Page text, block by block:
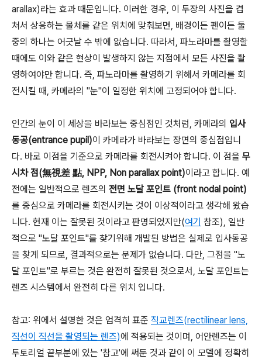
arallax)라는 효과 때문입니다. 이러한 경우, 이 두장의 사진을 겹
쳐서 상응하는 물체를 같은 위치에 맞춰보면, 배경이든 펜이든 둘
중의 하나는 어긋날 수 밖에 없습니다. 따라서, 파노라마를 촬영할
때에도 이와 같은 현상이 발생하지 않는 지점에서 모든 사진을 촬
영하여야만 합니다. 즉, 파노라마를 촬영하기 위해서 카메라를 회
전시킬 때, 카메라의 "눈"이 일정한 위치에 고정되어야 합니다.
인간의 눈이 이 세상을 바라보는 중심점인 것처럼, 카메라의 입사
동공(entrance pupil)이 카메라가 바라보는 장면의 중심점입니
다. 바로 이점을 기준으로 카메라를 회전시켜야 합니다. 이 점을 무
시차 점(無視差 點, NPP, Non parallax point)이라고 합니다. 예
전에는 일반적으로 렌즈의 전면 노달 포인트 (front nodal point)
를 중심으로 카메라를 회전시키는 것이 이상적이라고 생각해 왔습
니다. 현재 이는 잘못된 것이라고 판명되었지만(여기 참조), 일반
적으로 "노달 포인트"를 찾기위해 개발된 방법은 실제로 입사동공
을 찾게 되므로, 결과적으로는 문제가 없습니다. 다만, 그점을 "노
달 포인트"로 부르는 것은 완전히 잘못된 것으로서, 노달 포인트는
렌즈 시스템에서 완전히 다른 위치 입니다.
참고: 위에서 설명한 것은 엄격히 표준 직교렌즈(rectilinear lens,
직선이 직선을 촬영되는 렌즈)에 적용되는 것이며, 어안렌즈는 이
투토리얼 끝부분에 있는 '참고'에 써둔 것과 같이 이 모델에 정확히